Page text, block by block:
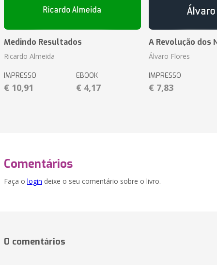
Medindo Resultados
Ricardo Almeida
IMPRESSO
€ 10,91
EBOOK
€ 4,17
A Revolução dos
Álvaro Flores
IMPRESSO
€ 7,83
Comentários
Faça o login deixe o seu comentário sobre o livro.
0 comentários